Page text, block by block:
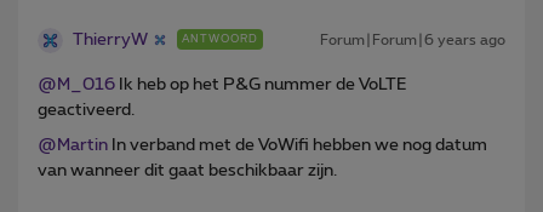
ThierryW ANTWOORD Forum|Forum|6 years ago
@M_016 Ik heb op het P&G nummer de VoLTE
geactiveerd.
@Martin In verband met de VoWifi hebben we nog datum
van wanneer dit gaat beschikbaar zijn.